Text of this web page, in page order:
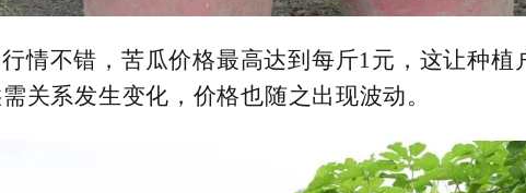
情不错，苦瓜价格最高达到每斤1元，这让种植
关系发生变化，价格也随之出现波动。